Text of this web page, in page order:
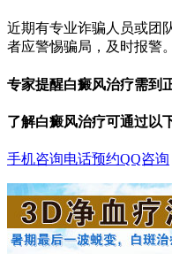
近期有专业诈骗人员或团
者应警惕骗局，及时报警。
专家提醒白癜风治疗需到
了解白癜风治疗可通过以
手机咨询电话预约QQ咨询